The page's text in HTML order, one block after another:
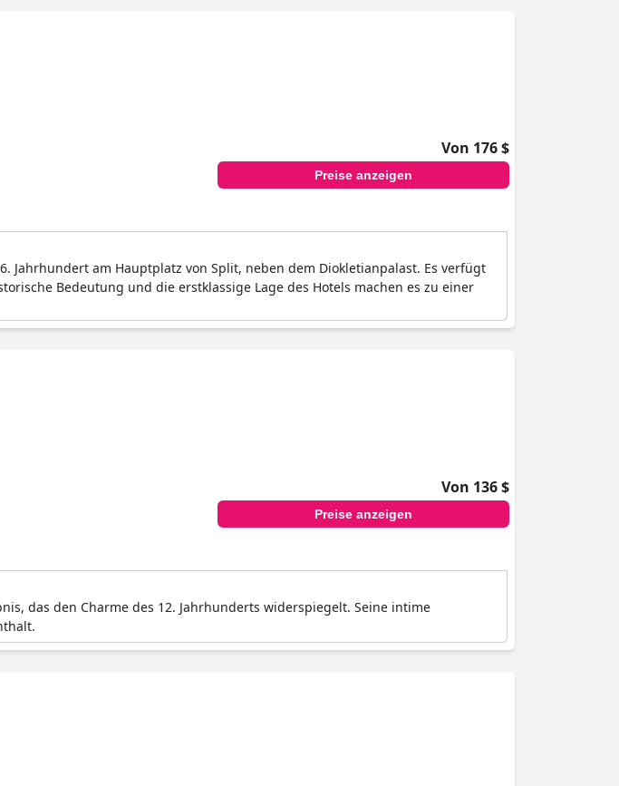
Von 176 $
Preise anzeigen
Jahrhundert am Hauptplatz von Split, neben dem Diokletianpalast. Es verfügt
Bedeutung und die erstklassige Lage des Hotels machen es zu einer
Von 136 $
Preise anzeigen
das den Charme des 12. Jahrhunderts widerspiegelt. Seine intime